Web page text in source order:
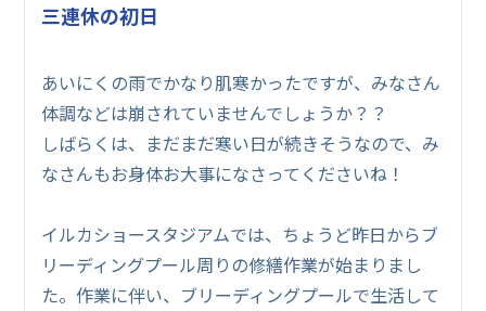
三連休の初日
あいにくの雨でかなり肌寒かったですが、みなさん
体調などは崩されていませんでしょうか？？
しばらくは、まだまだ寒い日が続きそうなので、み
なさんもお身体お大事になさってくださいね！
イルカショースタジアムでは、ちょうど昨日からブ
リーディングプール周りの修繕作業が始まりまし
た。作業に伴い、ブリーディングプールで生活して